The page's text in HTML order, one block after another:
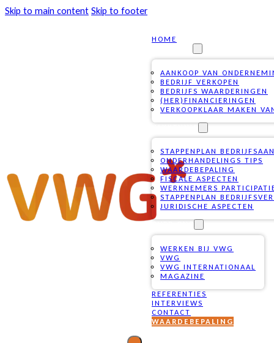
Skip to main content Skip to footer
HOME
AANKOOP VAN
BEDRIJF VERKOPEN
BEDRIJFS WAARDERINGEN
(HER)FINANCIERINGEN
VERKOOPKLAAR MAKEN
STAPPENPLAN
ONDERHANDELINGS TIPS
WAARDEBEPALING
FISCALE ASPECTEN
WERKNEMERS
STAPPENPLAN
JURIDISCHE ASPECTEN
WERKEN BIJ VWG
VWG
VWG INTERNATIONAAL
MAGAZINE
REFERENTIES
INTERVIEWS
CONTACT
WAARDEBEPALING